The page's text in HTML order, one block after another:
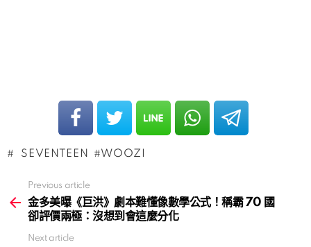
SEVENTEEN WOOZI
more
Previous article
金多美曝《巨洪》劇本難懂像數學公式！稱霸 70 國
卻評價兩極：沒想到會這麼分化
Next article